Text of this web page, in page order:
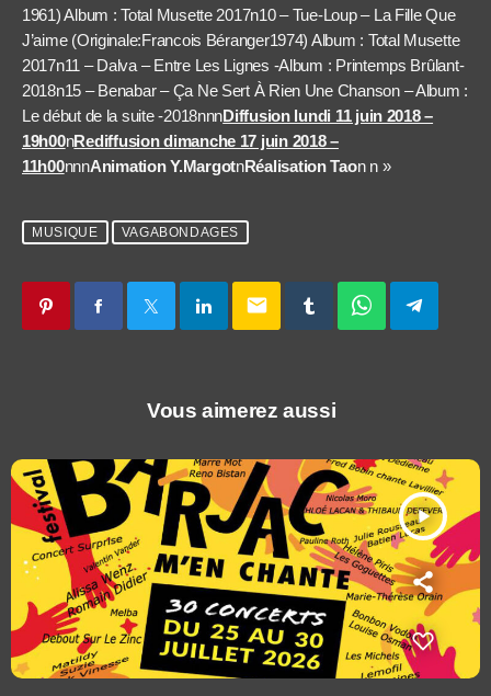
1961) Album : Total Musette 2017n10 – Tue-Loup – La Fille Que
J’aime (Originale:Francois Béranger1974) Album : Total Musette
2017n11 – Dalva – Entre Les Lignes -Album : Printemps Brûlant-
2018n15 – Benabar – Ça Ne Sert À Rien Une Chanson – Album :
Le début de la suite -2018nnnDiffusion lundi 11 juin 2018 –
19h00nRediffusion dimanche 17 juin 2018 –
11h00nnnAnimation Y.MargotnRéalisation Taon n »
MUSIQUE VAGABONDAGES
email
Vous aimerez aussi
play_arrow